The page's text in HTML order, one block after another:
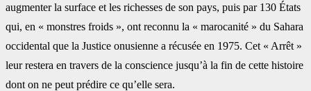
augmenter la surface et les richesses de son pays, puis par 130 États
qui, en « monstres froids », ont reconnu la « marocanité » du Sahara
occidental que la Justice onusienne a récusée en 1975. Cet « Arrêt »
leur restera en travers de la conscience jusqu’à la fin de cette histoire
dont on ne peut prédire ce qu’elle sera.